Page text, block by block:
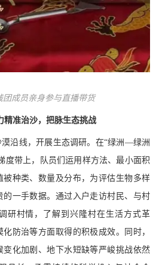
团成员亲身参与直播带货
精准治沙，把脉生态挑战
沿线，开展生态调研。在“绿洲—绿洲
度带上，队员们运用样方法、最小面积
被种类、数量及分布，为评估生物多样
一手数据。通过入户走访村民、与村
研村情，了解到兴隆村在生活方式革
防治等方面取得的积极成效。同时，
化加剧、地下水短缺等严峻挑战依然